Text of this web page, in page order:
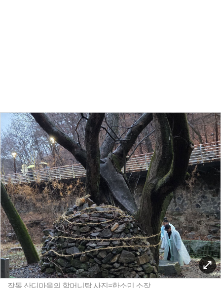
장동 산디마을의 할머니탑 사진=한소민 소장